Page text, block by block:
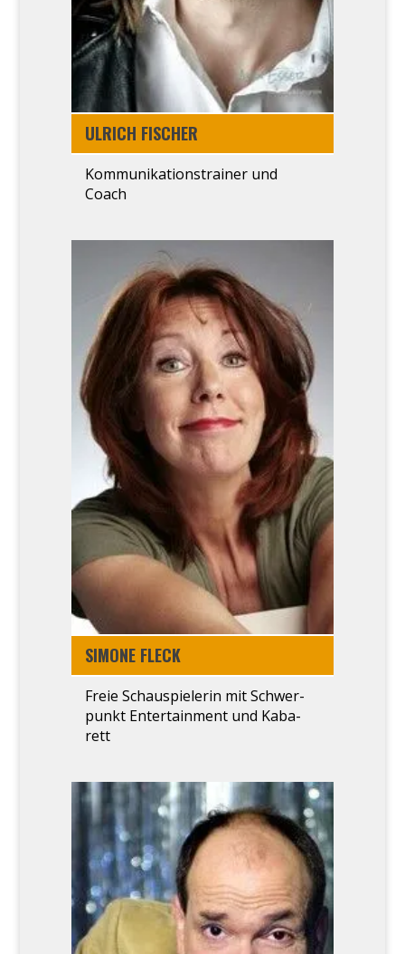
ULRICH FISCHER
Kom­mu­ni­ka­ti­ons­trai­ner und
Coach
SIMO­NE FLECK
Freie Schau­spielerin mit Schwer­
punkt Entertain­ment und Kaba­
rett